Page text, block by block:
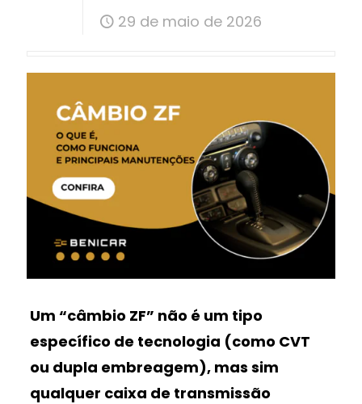
29 de maio de 2026
Um “câmbio ZF” não é um tipo
específico de tecnologia (como CVT
ou dupla embreagem), mas sim
qualquer caixa de transmissão